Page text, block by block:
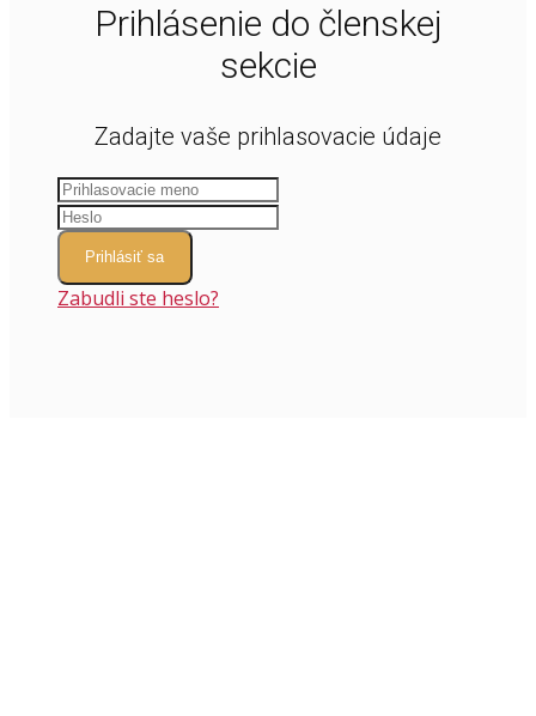
Prihlásenie do členskej
sekcie
Zadajte vaše prihlasovacie údaje
Prihlásiť sa
Zabudli ste heslo?